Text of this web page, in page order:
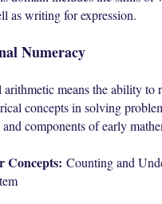
as writing for expression.
Numeracy
arithmetic means the ability to
concepts in solving
and components of early
Concepts: Counting and